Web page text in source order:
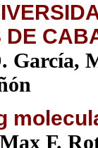
DE
García,
Max F.